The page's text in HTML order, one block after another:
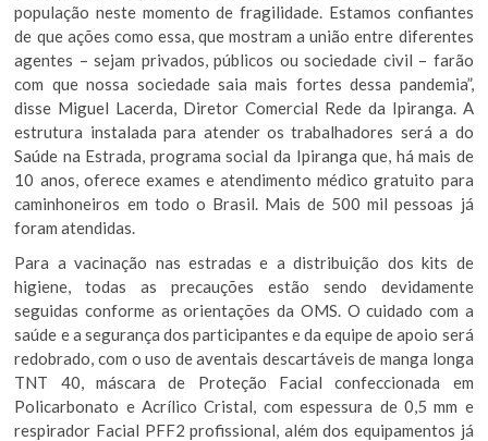
população neste momento de fragilidade. Estamos confiantes
de que ações como essa, que mostram a união entre diferentes
agentes – sejam privados, públicos ou sociedade civil – farão
com que nossa sociedade saia mais fortes dessa pandemia”,
disse Miguel Lacerda, Diretor Comercial Rede da Ipiranga. A
estrutura instalada para atender os trabalhadores será a do
Saúde na Estrada, programa social da Ipiranga que, há mais de
10 anos, oferece exames e atendimento médico gratuito para
caminhoneiros em todo o Brasil. Mais de 500 mil pessoas já
foram atendidas.
Para a vacinação nas estradas e a distribuição dos kits de
higiene, todas as precauções estão sendo devidamente
seguidas conforme as orientações da OMS. O cuidado com a
saúde e a segurança dos participantes e da equipe de apoio será
redobrado, com o uso de aventais descartáveis de manga longa
TNT 40, máscara de Proteção Facial confeccionada em
Policarbonato e Acrílico Cristal, com espessura de 0,5 mm e
respirador Facial PFF2 profissional, além dos equipamentos já